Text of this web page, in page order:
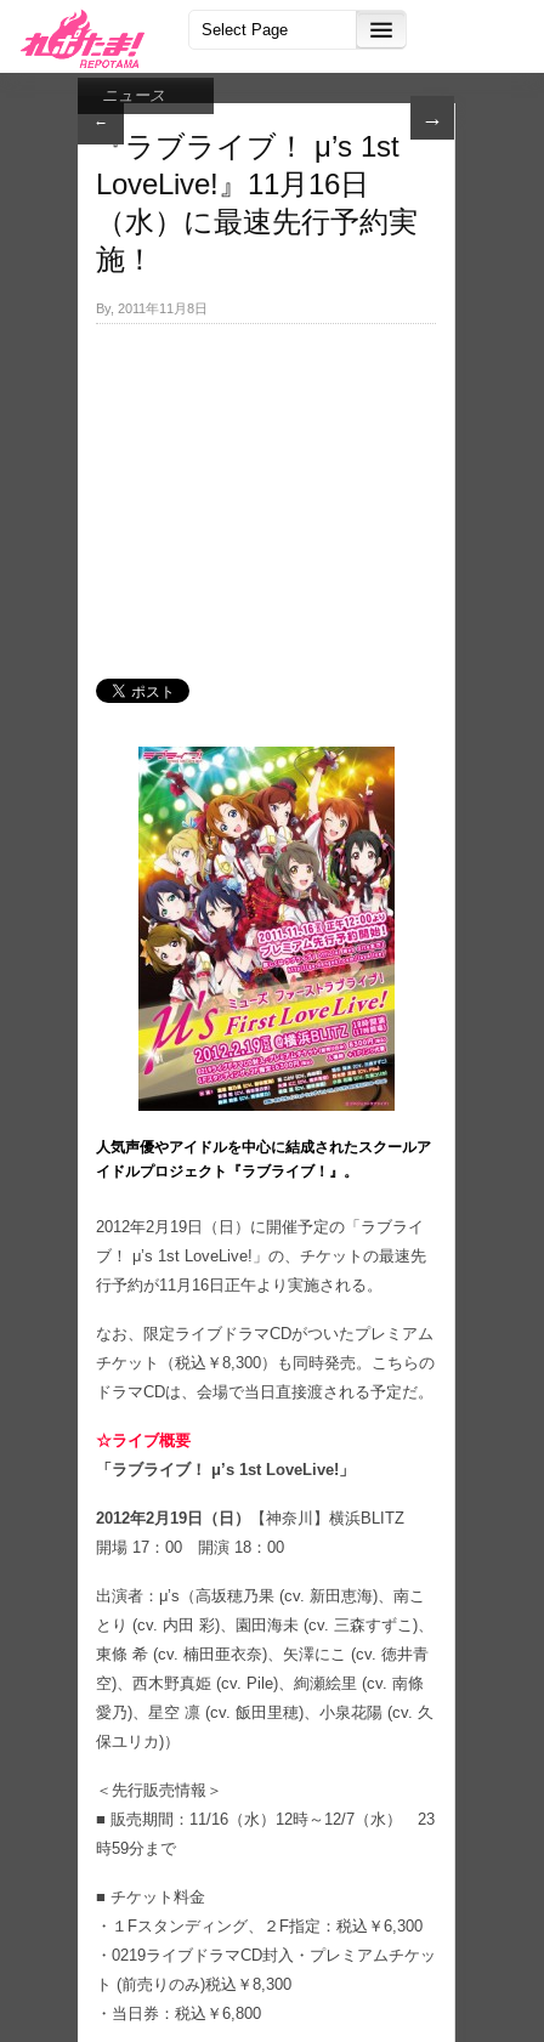
← →
ニュース
『ラブライブ！ μ’s 1st
LoveLive!』11月16日
（水）に最速先行予約実
施！
By, 2011年11月8日
人気声優やアイドルを中心に結成されたスクールア
イドルプロジェクト『ラブライブ！』。
2012年2月19日（日）に開催予定の「ラブライ
ブ！ μ’s 1st LoveLive!」の、チケットの最速先
行予約が11月16日正午より実施される。
なお、限定ライブドラマCDがついたプレミアム
チケット（税込￥8,300）も同時発売。こちらの
ドラマCDは、会場で当日直接渡される予定だ。
☆ライブ概要
「ラブライブ！ μ’s 1st LoveLive!」
2012年2月19日（日）
【神奈川】横浜BLITZ
開場 17：00 開演 18：00
出演者：μ’s（高坂穂乃果 (cv. 新田恵海)、南こ
とり (cv. 内田 彩)、園田海未 (cv. 三森すずこ)、
東條 希 (cv. 楠田亜衣奈)、矢澤にこ (cv. 徳井青
空)、西木野真姫 (cv. Pile)、絢瀬絵里 (cv. 南條
愛乃)、星空 凛 (cv. 飯田里穂)、小泉花陽 (cv. 久
保ユリカ)）
＜先行販売情報＞
■ 販売期間：11/16（水）12時～12/7（水） 23
時59分まで
■ チケット料金
・１Fスタンディング、２F指定：税込￥6,300
・0219ライブドラマCD封入・プレミアムチケッ
ト (前売りのみ)税込￥8,300
・当日券：税込￥6,800